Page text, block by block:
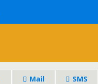
Mail SMS